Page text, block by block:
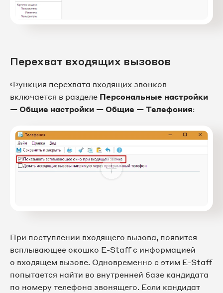
Перехват входящих вызовов
Функция перехвата входящих звонков
включается в разделе Персональные настройки
— Общие настройки — Общие — Телефония:
При поступлении входящего вызова, появится
всплывающее окошко E-Staff с информацией
о входящем вызове. Одновременно с этим E-Staff
попытается найти во внутренней базе кандидата
по номеру телефона звонящего. Если кандидат